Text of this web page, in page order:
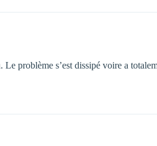
problème s’est dissipé voire a